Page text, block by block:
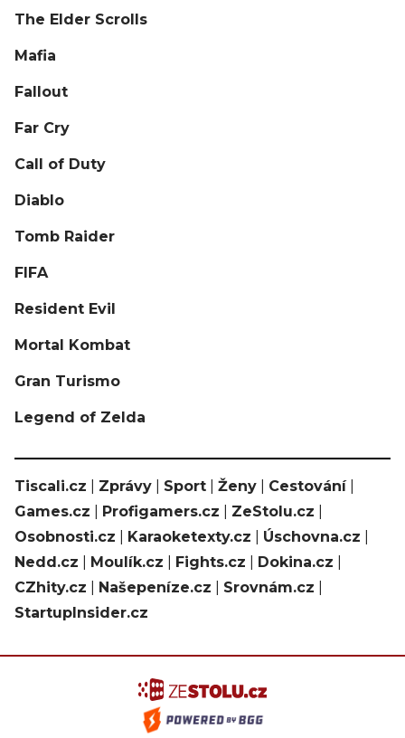
The Elder Scrolls
Mafia
Fallout
Far Cry
Call of Duty
Diablo
Tomb Raider
FIFA
Resident Evil
Mortal Kombat
Gran Turismo
Legend of Zelda
Tiscali.cz Zprávy Sport Ženy Cestování|
Games.cz
Profigamers.cz ZeStolu.cz
Osobnosti.cz
Karaoketexty.cz Úschovna.cz
Nedd.cz
Moulík.cz Fights.cz Dokina.cz
CZhity.cz
Našepeníze.cz Srovnám.cz
StartupInsider.cz